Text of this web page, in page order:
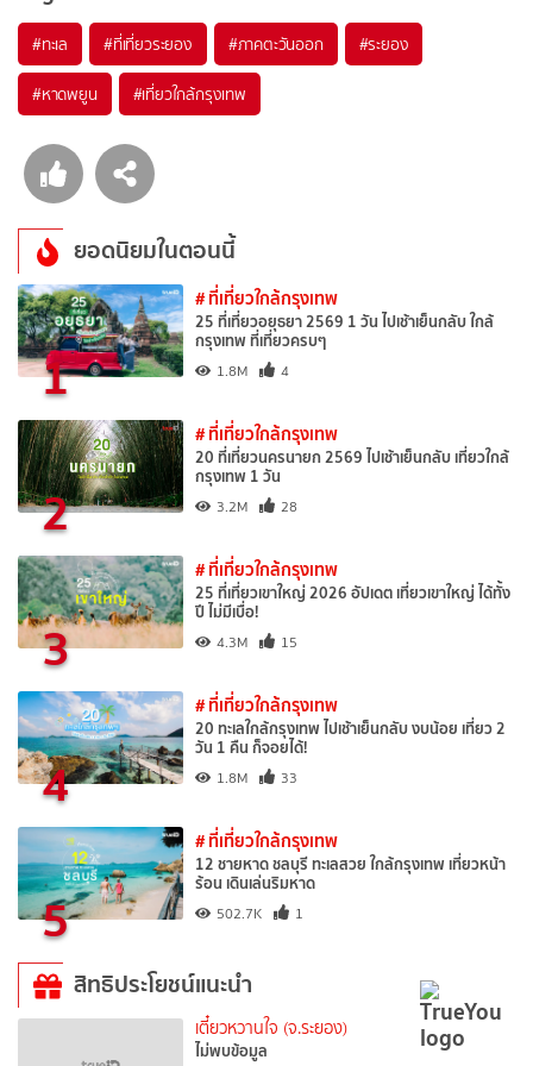
#ทะเล #ที่เที่ยวระยอง #ภาคตะวันออก #ระยอง
#หาดพยูน #เที่ยวใกล้กรุงเทพ
ยอดนิยมในตอนนี้
1
# ที่เที่ยวใกล้กรุงเทพ
25 ที่เที่ยวอยุธยา 2569 1 วัน ไปเช้าเย็นกลับ ใกล้
กรุงเทพ ที่เที่ยวครบๆ
1.8M 4
2
# ที่เที่ยวใกล้กรุงเทพ
20 ที่เที่ยวนครนายก 2569 ไปเช้าเย็นกลับ เที่ยวใกล้
กรุงเทพ 1 วัน
3.2M 28
3
# ที่เที่ยวใกล้กรุงเทพ
25 ที่เที่ยวเขาใหญ่ 2026 อัปเดต เที่ยวเขาใหญ่ ได้ทั้ง
ปี ไม่มีเบื่อ!
4.3M 15
4
# ที่เที่ยวใกล้กรุงเทพ
20 ทะเลใกล้กรุงเทพ ไปเช้าเย็นกลับ งบน้อย เที่ยว 2
วัน 1 คืน ก็จอยได้!
1.8M 33
5
# ที่เที่ยวใกล้กรุงเทพ
12 ชายหาด ชลบุรี ทะเลสวย ใกล้กรุงเทพ เที่ยวหน้า
ร้อน เดินเล่นริมหาด
502.7K 1
สิทธิประโยชน์แนะนำ
เตี๋ยวหวานใจ (จ.ระยอง)
ไม่พบข้อมูล